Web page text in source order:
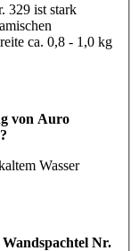
329 ist stark
ca. 0,8 - 1,0 kg
von Auro
Wasser
Nr.